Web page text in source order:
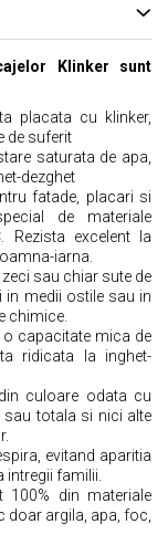
Klinker sunt
placata cu klinker,
de suferit
saturata de apa,
dezghet
fatade, placari si
de materiale
Rezista excelent la
iarna.
sau chiar sute de
in medii ostile sau in
chimice.
o capacitate mica de
ridicata la inghet-
culoare odata cu
sau totala si nici alte
evitand aparitia
familii.
100% din materiale
argila, apa, foc,